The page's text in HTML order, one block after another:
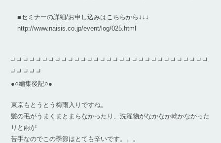
■セミナーの詳細/お申し込みはこちらから↓↓↓
http://www.naisis.co.jp/event/log/025.html
┛┛┛┛┛┛┛┛┛┛┛┛┛┛┛┛┛┛┛┛┛┛┛┛┛┛┛┛┛┛┛
┛┛┛┛┛
●○編集後記○●
東京もとうとう梅雨入りですね。
髪の毛がうまくまとまらなかったり、洗濯物がなかなか乾かなかった
りと雨が
苦手なのでこの季節はとても辛いです。。。